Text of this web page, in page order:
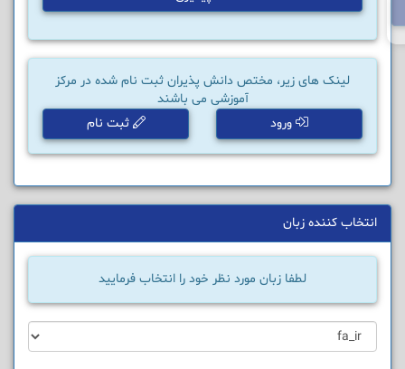
لینک های زیر، مختص دانش پذیران ثبت نام شده در مرکز
آموزشی می باشند
ورود
ثبت نام
انتخاب کننده زبان
لطفا زبان مورد نظر خود را انتخاب فرمایید